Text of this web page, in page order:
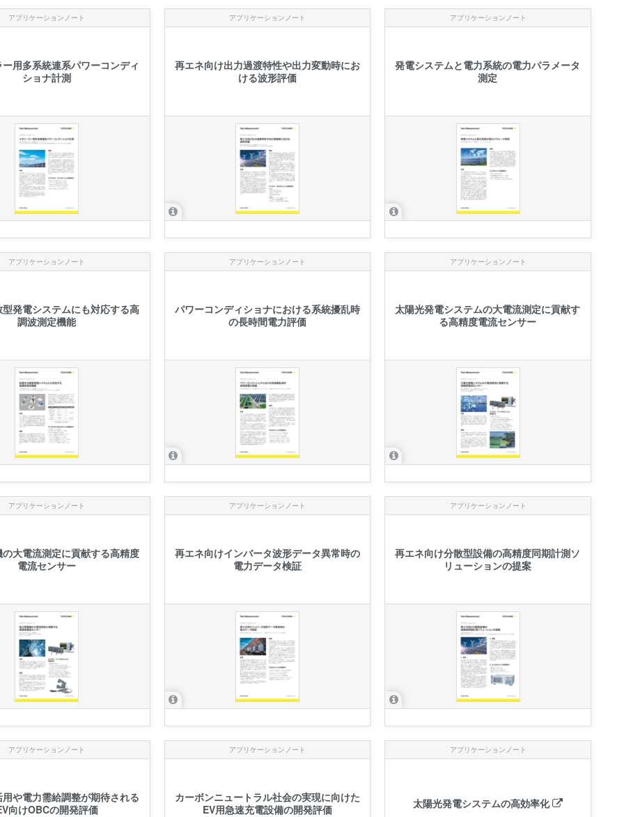
アプリケーションノート
用多系統連系パワーコンディ
ショナ計測
アプリケーションノート
再エネ向け出力過渡特性や出力変動時にお
ける波形評価
アプリケーションノート
発電システムと電力系統の電力パラメータ
測定
アプリケーションノート
発電システムにも対応する高
調波測定機能
アプリケーションノート
パワーコンディショナにおける系統擾乱時
の長時間電力評価
アプリケーションノート
太陽光発電システムの大電流測定に貢献す
る高精度電流センサー
アプリケーションノート
大電流測定に貢献する高精度
電流センサー
アプリケーションノート
再エネ向けインバータ波形データ異常時の
電力データ検証
アプリケーションノート
再エネ向け分散型設備の高精度同期計測ソ
リューションの提案
アプリケーションノート
や電力需給調整が期待される
向けOBCの開発評価
アプリケーションノート
カーボンニュートラル社会の実現に向けた
EV用急速充電設備の開発評価
アプリケーションノート
太陽光発電システムの高効率化